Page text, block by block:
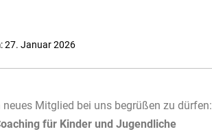
27. Januar 2026
neues Mitglied bei uns begrüßen zu dürfen:
für Kinder und Jugendliche